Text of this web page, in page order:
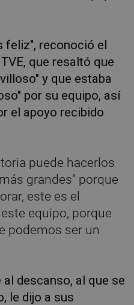
feliz", reconoció el
que resaltó que
y que estaba
por su equipo, así
el apoyo recibido
puede hacerlos
grandes" porque
este es el
equipo, porque
podemos ser un
descanso, al que se
le dijo a sus